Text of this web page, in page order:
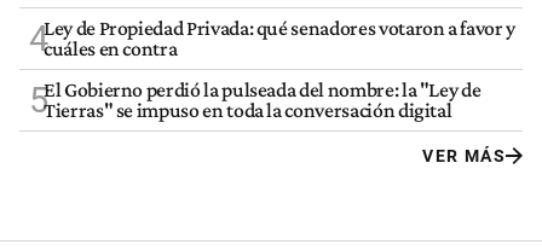
4Ley de Propiedad Privada: qué senadores votaron a favor y
cuáles en contra
5El Gobierno perdió la pulseada del nombre: la "Ley de
Tierras" se impuso en toda la conversación digital
VER MÁS